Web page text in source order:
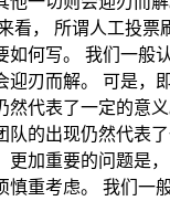
看， 所谓人工投票
如何写。 我们一般
迎刃而解。 可是，
然代表了一定的意
队的出现仍然代表
更加重要的问题是
慎重考虑。 我们一